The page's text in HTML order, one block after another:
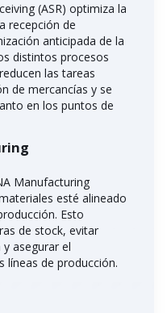
(ASR) optimiza la
recepción de
anticipada de la
distintos procesos
las tareas
de mercancías y se
en los puntos de
Manufacturing
esté alineado
Esto
de stock, evitar
asegurar el
líneas de producción.